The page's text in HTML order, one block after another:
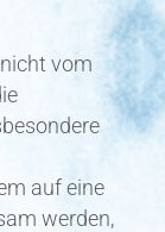
vom
auf eine
werden,